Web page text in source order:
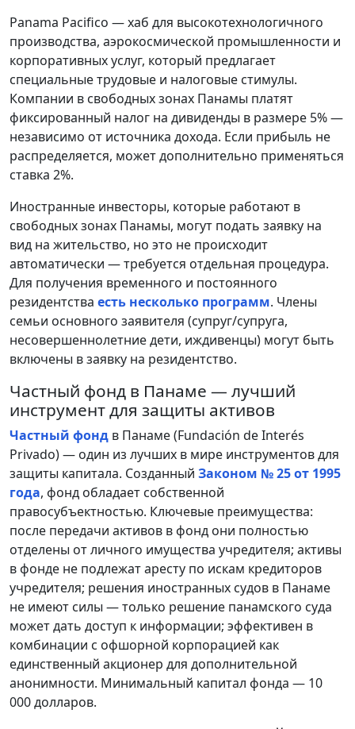
Panama Pacifico — хаб для высокотехнологичного
производства, аэрокосмической промышленности и
корпоративных услуг, который предлагает
специальные трудовые и налоговые стимулы.
Компании в свободных зонах Панамы платят
фиксированный налог на дивиденды в размере 5% —
независимо от источника дохода. Если прибыль не
распределяется, может дополнительно применяться
ставка 2%.
Иностранные инвесторы, которые работают в
свободных зонах Панамы, могут подать заявку на
вид на жительство, но это не происходит
автоматически — требуется отдельная процедура.
Для получения временного и постоянного
резидентства есть несколько программ. Члены
семьи основного заявителя (супруг/супруга,
несовершеннолетние дети, иждивенцы) могут быть
включены в заявку на резидентство.
Частный фонд в Панаме — лучший
инструмент для защиты активов
Частный фонд в Панаме (Fundación de Interés
Privado) — один из лучших в мире инструментов для
защиты капитала. Созданный Законом № 25 от 1995
года, фонд обладает собственной
правосубъектностью. Ключевые преимущества:
после передачи активов в фонд они полностью
отделены от личного имущества учредителя; активы
в фонде не подлежат аресту по искам кредиторов
учредителя; решения иностранных судов в Панаме
не имеют силы — только решение панамского суда
может дать доступ к информации; эффективен в
комбинации с офшорной корпорацией как
единственный акционер для дополнительной
анонимности. Минимальный капитал фонда — 10
000 долларов.